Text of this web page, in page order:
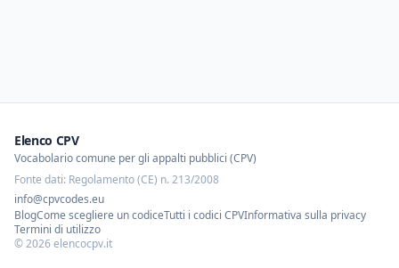
Elenco CPV
Vocabolario comune per gli appalti pubblici (CPV)
Fonte dati: Regolamento (CE) n. 213/2008
info@cpvcodes.eu
BlogCome scegliere un codiceTutti i codici CPVInformativa sulla privacy
Termini di utilizzo
©2026elencocpv.it